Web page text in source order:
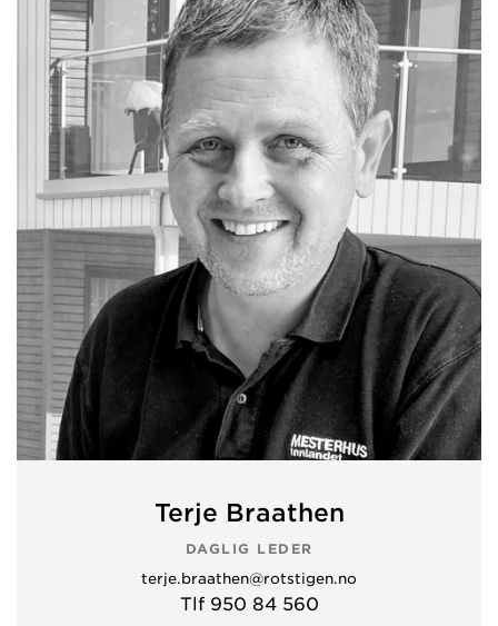
Terje Braathen
DAGLIG LEDER
terje.braathen@rotstigen.no
Tlf 950 84 560